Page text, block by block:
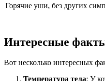
Горячие уши, без других
Интересные
Вот несколько интересных
Температура тела: У